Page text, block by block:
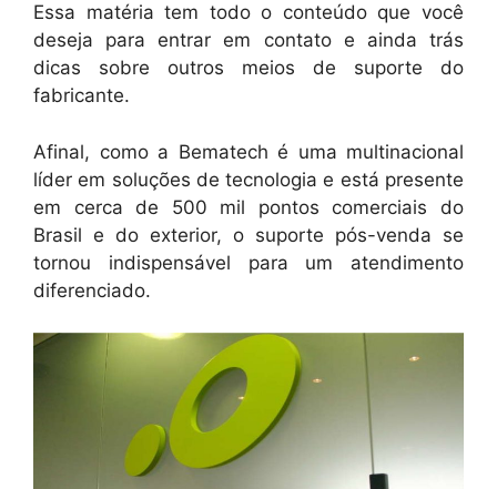
Essa matéria tem todo o conteúdo que você
deseja para entrar em contato e ainda trás
dicas sobre outros meios de suporte do
fabricante.
Afinal, como a Bematech é uma multinacional
líder em soluções de tecnologia e está presente
em cerca de 500 mil pontos comerciais do
Brasil e do exterior, o suporte pós-venda se
tornou indispensável para um atendimento
diferenciado.